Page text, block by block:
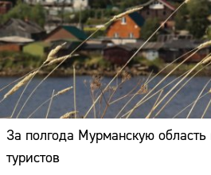
За полгода Мурманскую
туристов